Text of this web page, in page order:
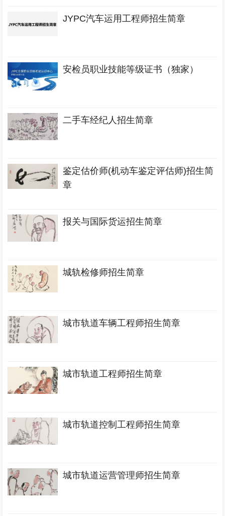
JYPC汽车运用工程师招生简章
安检员职业技能等级证书（独家）
二手车经纪人招生简章
鉴定估价师(机动车鉴定评估师)招生简
章
报关与国际货运招生简章
城轨检修师招生简章
城市轨道车辆工程师招生简章
城市轨道工程师招生简章
城市轨道控制工程师招生简章
城市轨道运营管理师招生简章